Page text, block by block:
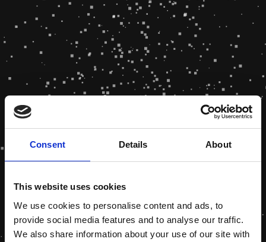
Consent Details About
This website uses cookies
We use cookies to personalise content and ads, to
provide social media features and to analyse our traffic.
We also share information about your use of our site with